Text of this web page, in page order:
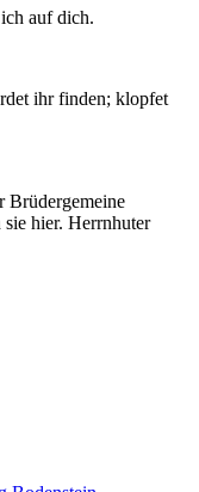
auf dich.
ihr finden; klopfet
Brüdergemeine
hier. Herrnhuter